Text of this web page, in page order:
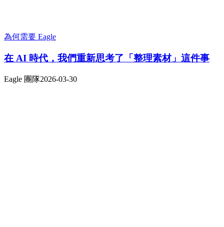
為何需要 Eagle
在 AI 時代，我們重新思考了「整理素材」這件事
Eagle 團隊2026-03-30